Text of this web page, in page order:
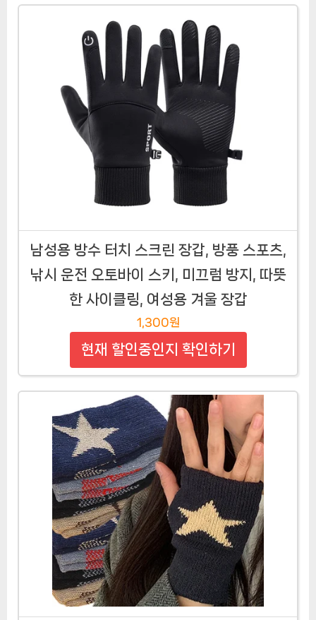
남성용 방수 터치 스크린 장갑, 방풍 스포츠,
낚시 운전 오토바이 스키, 미끄럼 방지, 따뜻
한 사이클링, 여성용 겨울 장갑
1,300원
현재 할인중인지 확인하기